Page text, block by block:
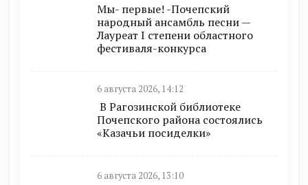
Мы- первые! -Почепский
народный ансамбль песни —
Лауреат I степени областного
фестиваля-конкурса
6 августа 2026, 14:12
В Рагозинской библиотеке
Почепского района состоялись
«Казачьи посиделки»
6 августа 2026, 13:10